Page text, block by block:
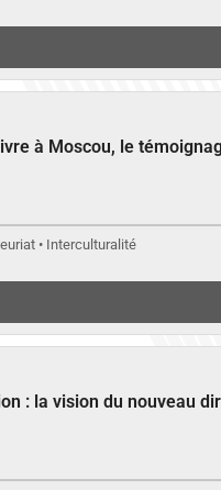
à Moscou, le
• Interculturalité
: la vision du nouveau